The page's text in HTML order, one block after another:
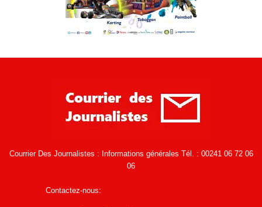
Courrier Des Journalistes : Informations générales Tél. : 00241 06 72 06
06
Contactez-nous: